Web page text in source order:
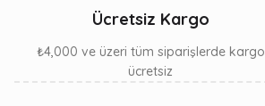
Ücretsiz Kargo
₺4,000 ve üzeri tüm siparişlerde kargo
ücretsiz